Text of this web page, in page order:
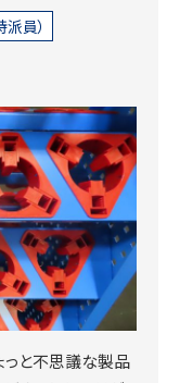
員）
っと不思議な製品